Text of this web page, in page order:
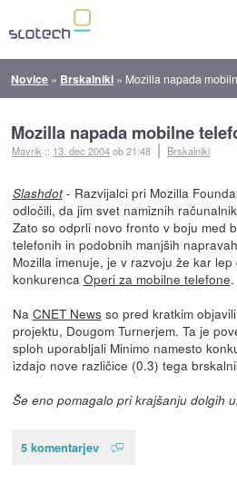
Novice » Brskalniki » Mozilla napada
Mozilla napada mobilne
Mavrik :: 13. dec 2004ob 21:48 Brskalniki
Slashdot- Razvijalci pri Mozilla
odločili, da jim svet namiznih
Zato so odprli novo fronto v boju med
telefonih in podobnih manjših
Mozilla imenuje, je v razvoju že kar
konkurenca Operi za mobilne telefone.
Na CNET Newsso pred kratkim
projektu, Dougom Turnerjem. Ta je
sploh uporabljali Minimo namesto
izdajo nove različice (0.3) tega
Še eno pomagalo pri krajšanju dolgih
5 komentarjev